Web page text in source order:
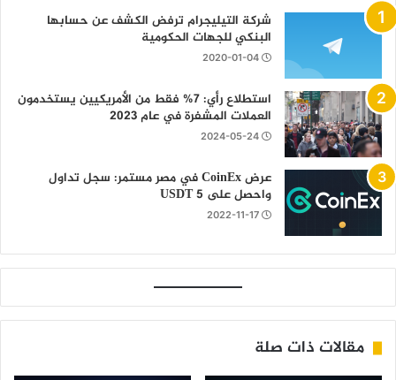
شركة التيليجرام ترفض الكشف عن حسابها
البنكي للجهات الحكومية
2020-01-04
استطلاع رأي: 7% فقط من الأمريكيين يستخدمون
العملات المشفرة في عام 2023
2024-05-24
عرض CoinEx في مصر مستمر: سجل تداول
واحصل على 5 USDT
2022-11-17
مقالات ذات صلة